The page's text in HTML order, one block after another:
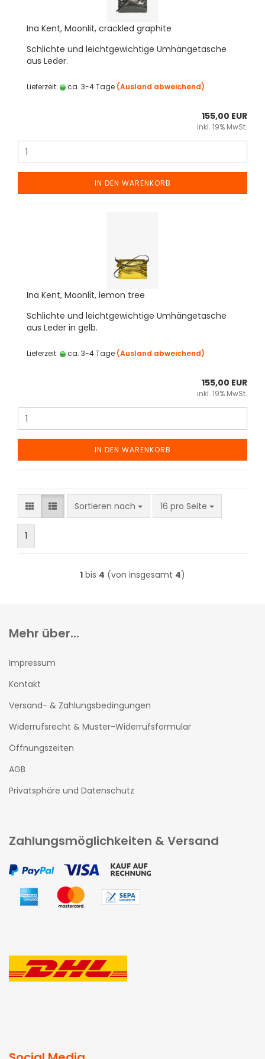
Ina Kent, Moonlit, crackled graphite
Schlichte und leichtgewichtige Umhängetasche
aus Leder.
Lieferzeit: ca. 3-4 Tage (Ausland abweichend)
155,00 EUR
inkl. 19% MwSt.
IN DEN WARENKORB
Ina Kent, Moonlit, lemon tree
Schlichte und leichtgewichtige Umhängetasche
aus Leder in gelb.
Lieferzeit: ca. 3-4 Tage (Ausland abweichend)
155,00 EUR
inkl. 19% MwSt.
IN DEN WARENKORB
Sortieren nach
Sortieren nach 16 pro Seite
pro Seite
1
1 bis 4 (von insgesamt 4)
Mehr über...
Impressum
Kontakt
Versand- & Zahlungsbedingungen
Widerrufsrecht & Muster-Widerrufsformular
Öffnungszeiten
AGB
Privatsphäre und Datenschutz
Zahlungsmöglichkeiten & Versand